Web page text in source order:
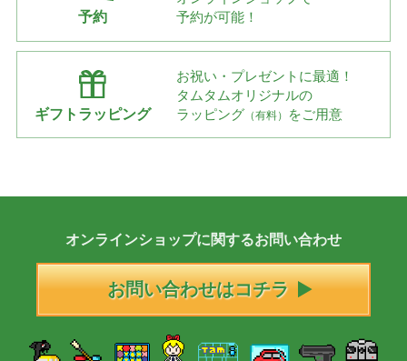
予約
予約が可能！
ギフトラッピング
お祝い・プレゼントに最適！
タムタムオリジナルの
ラッピング （有料） をご用意
オンラインショップに関するお問い合わせ
お問い合わせはコチラ